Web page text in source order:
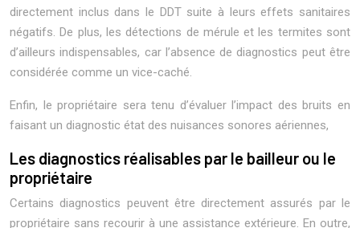
directement inclus dans le DDT suite à leurs effets sanitaires
négatifs. De plus, les détections de mérule et les termites sont
d’ailleurs indispensables, car l’absence de diagnostics peut être
considérée comme un vice-caché.
Enfin, le propriétaire sera tenu d’évaluer l’impact des bruits en
faisant un diagnostic état des nuisances sonores aériennes,
Les diagnostics réalisables par le bailleur ou le
propriétaire
Certains diagnostics peuvent être directement assurés par le
propriétaire sans recourir à une assistance extérieure. En outre,